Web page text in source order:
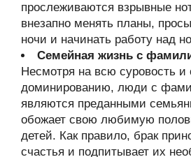
прослеживаются взрывные
внезапно менять планы,
ночи и начинать работу над
Семейная жизнь с
Несмотря на всю суровость и
доминированию, люди с
являются преданными
обожает свою любимую
детей. Как правило, брак
счастья и подпитывает их